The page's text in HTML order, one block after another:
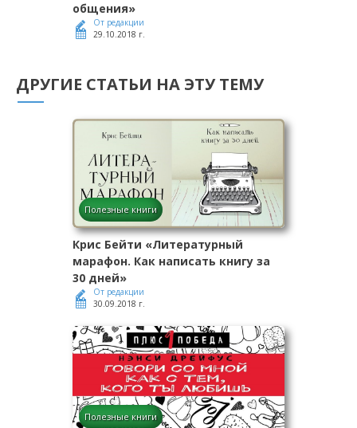
общения»
От редакции
29.10.2018 г.
ДРУГИЕ СТАТЬИ НА ЭТУ ТЕМУ
Полезные книги
Крис Бейти «Литературный
марафон. Как написать книгу за
30 дней»
От редакции
30.09.2018 г.
Полезные книги